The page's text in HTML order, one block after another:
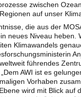
zwischen
auf unser
die aus der
neues Niveau heben.
Klimawandels
führendes
AWI ist es
Vorhaben
wird mit Blick auf